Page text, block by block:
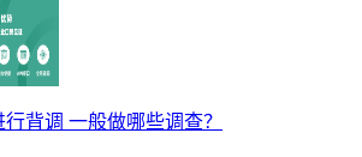
背调 一般做哪些调查？